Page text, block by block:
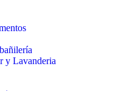
y Lavanderia